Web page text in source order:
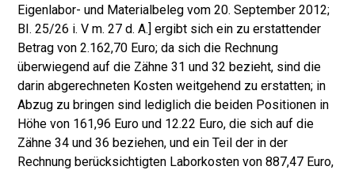
Eigenlabor- und Materialbeleg vom 20. September 2012;
BI. 25/26 i. V m. 27 d. A.] ergibt sich ein zu er­stattender
Betrag von 2.162,70 Euro; da sich die Rechnung
überwiegend auf die Zähne 31 und 32 bezieht, sind die
darin abgerechneten Kosten weitgehend zu erstatten; in
Abzug zu bringen sind lediglich die beiden Positionen in
Höhe von 161,96 Euro und 12.22 Euro, die sich auf die
Zähne 34 und 36 beziehen, und ein Teil der in der
Rechnung berücksichtigten Laborkosten von 887,47 Eu­ro,